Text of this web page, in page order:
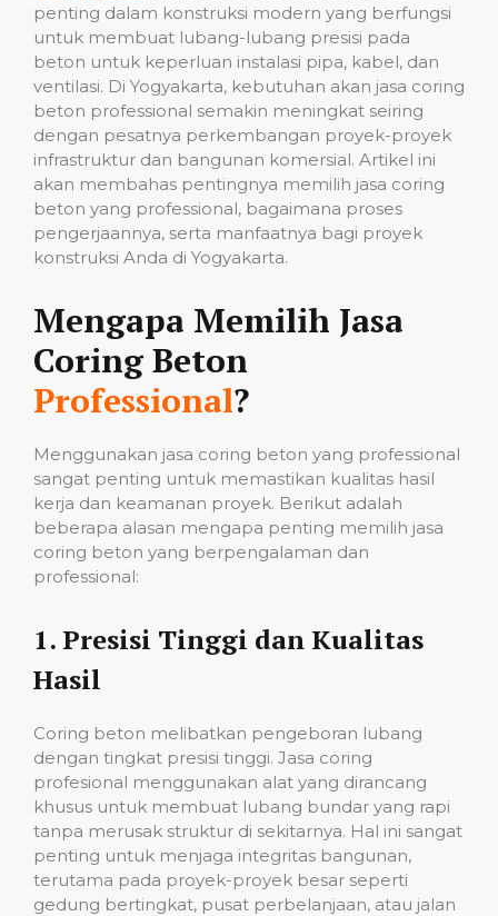
penting dalam konstruksi modern yang berfungsi
untuk membuat lubang-lubang presisi pada
beton untuk keperluan instalasi pipa, kabel, dan
ventilasi. Di Yogyakarta, kebutuhan akan jasa coring
beton professional semakin meningkat seiring
dengan pesatnya perkembangan proyek-proyek
infrastruktur dan bangunan komersial. Artikel ini
akan membahas pentingnya memilih jasa coring
beton yang professional, bagaimana proses
pengerjaannya, serta manfaatnya bagi proyek
konstruksi Anda di Yogyakarta.
Mengapa Memilih Jasa
Coring Beton
Professional?
Menggunakan jasa coring beton yang professional
sangat penting untuk memastikan kualitas hasil
kerja dan keamanan proyek. Berikut adalah
beberapa alasan mengapa penting memilih jasa
coring beton yang berpengalaman dan
professional:
1. Presisi Tinggi dan Kualitas
Hasil
Coring beton melibatkan pengeboran lubang
dengan tingkat presisi tinggi. Jasa coring
profesional menggunakan alat yang dirancang
khusus untuk membuat lubang bundar yang rapi
tanpa merusak struktur di sekitarnya. Hal ini sangat
penting untuk menjaga integritas bangunan,
terutama pada proyek-proyek besar seperti
gedung bertingkat, pusat perbelanjaan, atau jalan